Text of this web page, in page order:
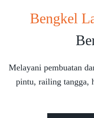
Bengkel
Melayani pembuatan
pintu, railing tangga,